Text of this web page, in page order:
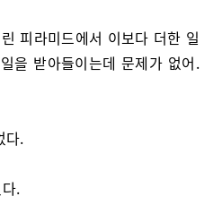
피라미드에서 이보다 더한 일
을 받아들이는데 문제가 없어.
다.
.